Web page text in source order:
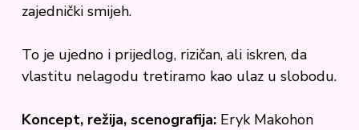
zajednički smijeh.
To je ujedno i prijedlog, rizičan, ali iskren, da
vlastitu nelagodu tretiramo kao ulaz u slobodu.
Koncept, režija, scenografija:Eryk Makohon